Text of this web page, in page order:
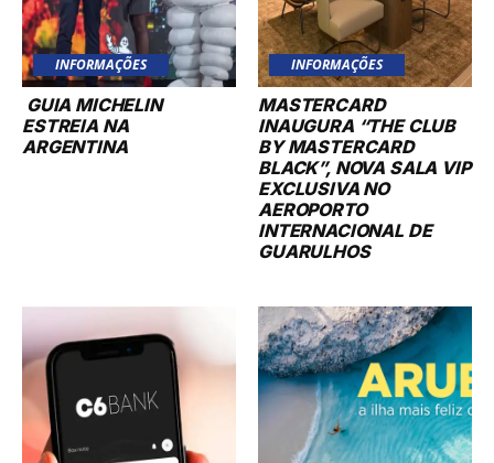
INFORMAÇÕES
GUIA MICHELIN
ESTREIA NA
ARGENTINA
INFORMAÇÕES
MASTERCARD
INAUGURA “THE CLUB
BY MASTERCARD
BLACK”, NOVA SALA VIP
EXCLUSIVA NO
AEROPORTO
INTERNACIONAL DE
GUARULHOS